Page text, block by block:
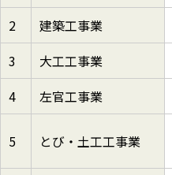
2
建築工事業
3
大工工事業
4
左官工事業
5 とび・土工工事業